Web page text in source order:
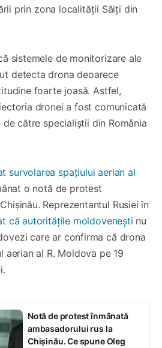
prin zona localității Săiți din
sistemele de monitorizare ale
detecta drona deoarece
foarte joasă. Astfel,
dronei a fost comunicată
către specialiștii din România
survolarea spațiului aerian al
o notă de protest
Reprezentantul Rusiei în
că autoritățile moldovenești nu
care ar confirma că drona
aerian al R. Moldova pe 19
Notă de protest înmânată
ambasadorului rus la
Chișinău. Ce spune Oleg